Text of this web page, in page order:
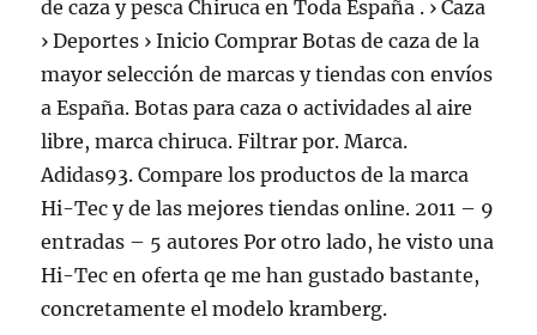
de caza y pesca Chiruca en Toda España . › Caza
› Deportes › Inicio Comprar Botas de caza de la
mayor selección de marcas y tiendas con envíos
a España. Botas para caza o actividades al aire
libre, marca chiruca. Filtrar por. Marca.
Adidas93. Compare los productos de la marca
Hi-Tec y de las mejores tiendas online. 2011 – 9
entradas – 5 autores Por otro lado, he visto una
Hi-Tec en oferta qe me han gustado bastante,
concretamente el modelo kramberg.